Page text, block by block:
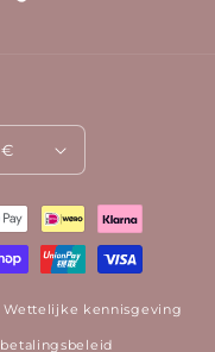
TikTok
Nederland | EUR €
Wettelijke kennisgeving